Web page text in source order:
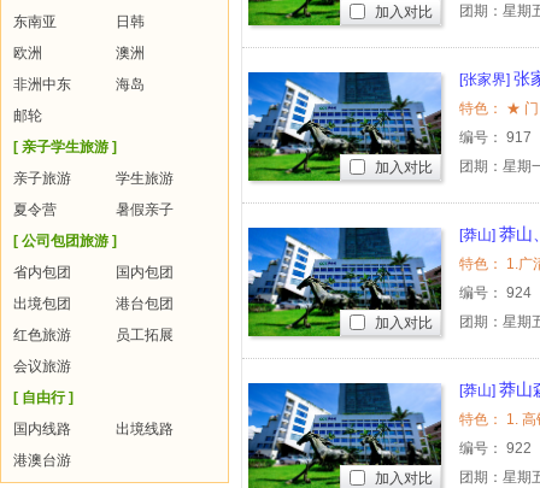
东南亚
日韩
欧洲
澳洲
非洲中东
海岛
邮轮
[ 亲子学生旅游 ]
亲子旅游
学生旅游
夏令营
暑假亲子
[ 公司包团旅游 ]
省内包团
国内包团
出境包团
港台包团
红色旅游
员工拓展
会议旅游
[ 自由行 ]
国内线路
出境线路
港澳台游
团期：星期
加入对比
[张家界] 张
编号： 917
团期：星期
加入对比
[莽山] 莽山
编号： 924
团期：星期
加入对比
[莽山] 莽山
编号： 922
团期：星期
加入对比